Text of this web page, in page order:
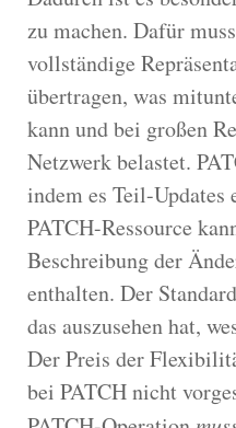
zu machen. Dafür
vollständige
übertragen, was
kann und bei großen
Netzwerk belastet.
indem es Teil-
PATCH-Ressource
Beschreibung der
enthalten. Der
das auszusehen hat,
Der Preis der
bei PATCH nicht